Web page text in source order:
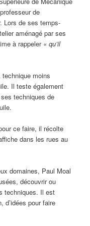
de
Lors de ses temps-
aménagé par ses
à rappeler « qu’il
moins
Il teste également
techniques de
ce faire, il récolte
dans les rues au
domaines, Paul Moal
découvrir ou
techniques. Il est
d’idées pour faire